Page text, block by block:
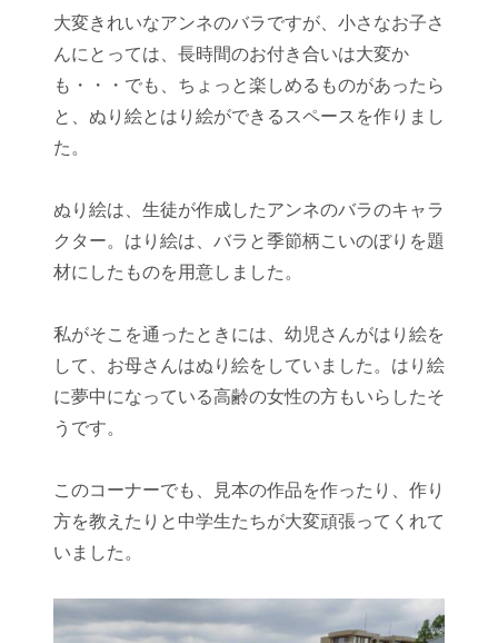
大変きれいなアンネのバラですが、小さなお子さ
んにとっては、長時間のお付き合いは大変か
も・・・でも、ちょっと楽しめるものがあったら
と、ぬり絵とはり絵ができるスペースを作りまし
た。
ぬり絵は、生徒が作成したアンネのバラのキャラ
クター。はり絵は、バラと季節柄こいのぼりを題
材にしたものを用意しました。
私がそこを通ったときには、幼児さんがはり絵を
して、お母さんはぬり絵をしていました。はり絵
に夢中になっている高齢の女性の方もいらしたそ
うです。
このコーナーでも、見本の作品を作ったり、作り
方を教えたりと中学生たちが大変頑張ってくれて
いました。